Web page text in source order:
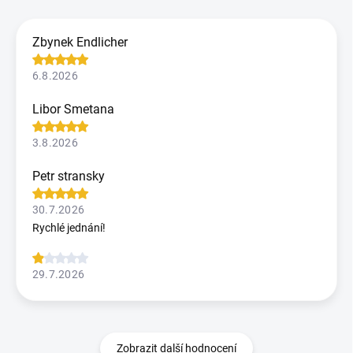
Zbynek Endlicher
6.8.2026
Libor Smetana
3.8.2026
Petr stransky
30.7.2026
Rychlé jednání!
29.7.2026
Zobrazit další hodnocení